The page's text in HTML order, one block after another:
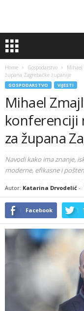
Home Gospodarstvo
župana Zagrebačke županije
GOSPODARSTVO VIJESTI
Mihael
konferenciji
za župana
Navodi kako ima znanje,
moderne, efikasne i
Autor: Katarina Drvodelić -
Facebook